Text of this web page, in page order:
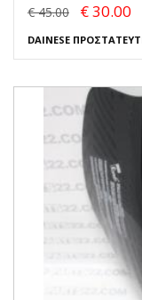
€ 45.00 € 30.00
DAINESE